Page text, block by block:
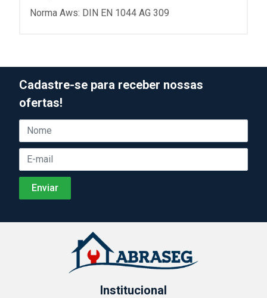
Norma Aws: DIN EN 1044 AG 309
Cadastre-se para receber nossas
ofertas!
Institucional